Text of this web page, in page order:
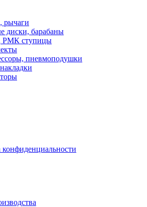
рычаги
диски, барабаны
РМК ступицы
пневмоподушки